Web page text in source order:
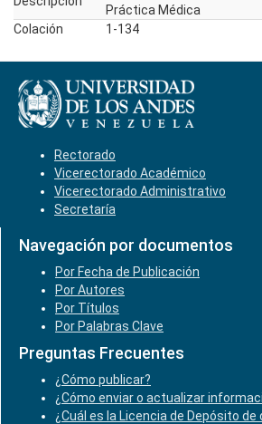
Práctica Médica
Colación
1-134
Rectorado
Vicerectorado Académico
Vicerectorado Administrativo
Secretaría
Navegación por documentos
Por Fecha de Publicación
Por Autores
Por Títulos
Por Palabras Clave
Preguntas Frecuentes
¿Cómo publicar?
¿Cómo enviar o actualizar
¿Cuál es la Licencia de Depósito